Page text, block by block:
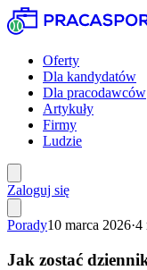
Oferty
Dla kandydatów
Dla pracodawców
Artykuły
Firmy
Ludzie
Zaloguj się
Porady10 marca 2026·4
Jak zostać